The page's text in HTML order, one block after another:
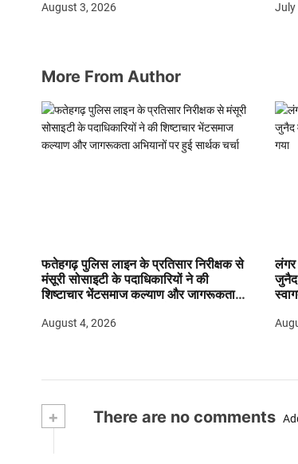
August 3, 2026 July
More From Author
फतेहगढ़ पुलिस लाइन के प्रतिसार निरीक्षक से
मंसूरी सोसाइटी के पदाधिकारियों ने की
शिष्टाचार भेंटसमाज कल्याण और जागरूकता
August 4, 2026
लंगर
जुनैद
+ There are no comments